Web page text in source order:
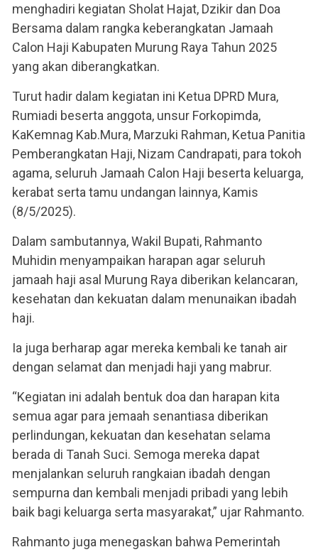
menghadiri kegiatan Sholat Hajat, Dzikir dan Doa
Bersama dalam rangka keberangkatan Jamaah
Calon Haji Kabupaten Murung Raya Tahun 2025
yang akan diberangkatkan.
Turut hadir dalam kegiatan ini Ketua DPRD Mura,
Rumiadi beserta anggota, unsur Forkopimda,
KaKemnag Kab.Mura, Marzuki Rahman, Ketua Panitia
Pemberangkatan Haji, Nizam Candrapati, para tokoh
agama, seluruh Jamaah Calon Haji beserta keluarga,
kerabat serta tamu undangan lainnya, Kamis
(8/5/2025).
Dalam sambutannya, Wakil Bupati, Rahmanto
Muhidin menyampaikan harapan agar seluruh
jamaah haji asal Murung Raya diberikan kelancaran,
kesehatan dan kekuatan dalam menunaikan ibadah
haji.
Ia juga berharap agar mereka kembali ke tanah air
dengan selamat dan menjadi haji yang mabrur.
“Kegiatan ini adalah bentuk doa dan harapan kita
semua agar para jemaah senantiasa diberikan
perlindungan, kekuatan dan kesehatan selama
berada di Tanah Suci. Semoga mereka dapat
menjalankan seluruh rangkaian ibadah dengan
sempurna dan kembali menjadi pribadi yang lebih
baik bagi keluarga serta masyarakat,” ujar Rahmanto.
Rahmanto juga menegaskan bahwa Pemerintah